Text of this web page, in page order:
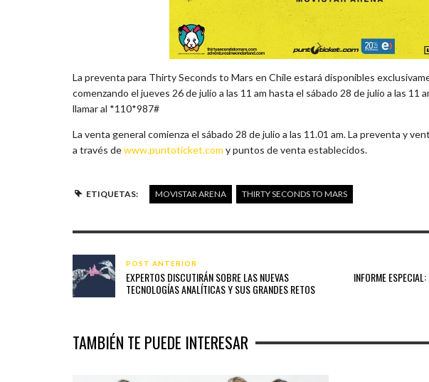
La preventa para Thirty Seconds to Mars en Chile estará disponibles
comenzando el jueves 26 de julio a las 11 am hasta el sábado 28 de julio a las 11
llamar al *110*987#
La venta general comienza el sábado 28 de julio a las 11.01 am. La preventa y
a través dewww.puntoticket.com y puntos de venta establecidos.
ETIQUETAS: MOVISTAR ARENA THIRTY SECONDS TO MARS
POST ANTERIOR
EXPERTOS DISCUTIRÁN SOBRE LAS NUEVAS
TECNOLOGÍAS ANALÍTICAS Y SUS GRANDES RETOS
INFORME
TAMBIÉN TE PUEDE INTERESAR